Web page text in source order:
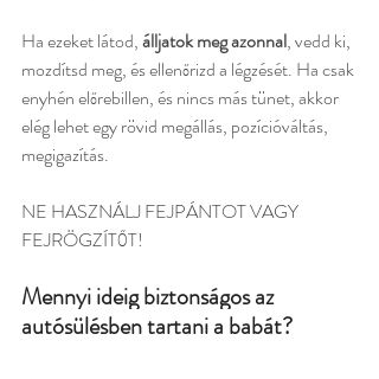
Ha ezeket látod, álljatok meg azonnal, vedd ki,
mozdítsd meg, és ellenőrizd a légzését. Ha csak
enyhén előrebillen, és nincs más tünet, akkor
elég lehet egy rövid megállás, pozícióváltás,
megigazítás.
NE HASZNÁLJ FEJPÁNTOT VAGY
FEJRÖGZÍTŐT!
Mennyi ideig biztonságos az
autósülésben tartani a babát?